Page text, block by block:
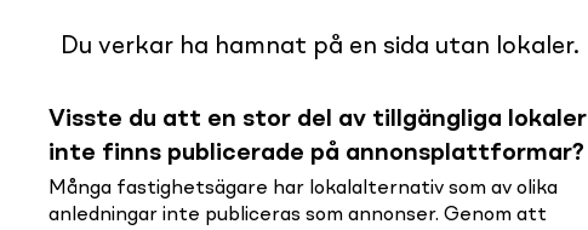
Du verkar ha hamnat på en sida utan lokaler.
Visste du att en stor del av tillgängliga lokaler
inte finns publicerade på annonsplattformar?
Många fastighetsägare har lokalalternativ som av olika
anledningar inte publiceras som annonser. Genom att